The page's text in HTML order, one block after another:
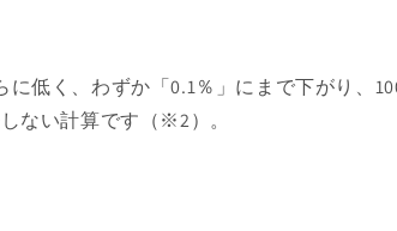
低く、わずか「0.1％」にまで下がり、
ない計算です（※2）。